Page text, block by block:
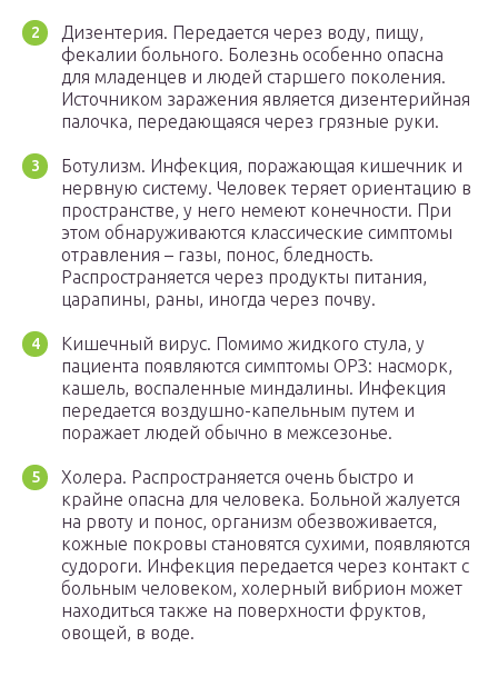
Дизентерия. Передается через воду, пищу,
фекалии больного. Болезнь особенно опасна
для младенцев и людей старшего поколения.
Источником заражения является дизентерийная
палочка, передающаяся через грязные руки.
Ботулизм. Инфекция, поражающая кишечник и
нервную систему. Человек теряет ориентацию в
пространстве, у него немеют конечности. При
этом обнаруживаются классические симптомы
отравления – газы, понос, бледность.
Распространяется через продукты питания,
царапины, раны, иногда через почву.
Кишечный вирус. Помимо жидкого стула, у
пациента появляются симптомы ОРЗ: насморк,
кашель, воспаленные миндалины. Инфекция
передается воздушно-капельным путем и
поражает людей обычно в межсезонье.
Холера. Распространяется очень быстро и
крайне опасна для человека. Больной жалуется
на рвоту и понос, организм обезвоживается,
кожные покровы становятся сухими, появляются
судороги. Инфекция передается через контакт с
больным человеком, холерный вибрион может
находиться также на поверхности фруктов,
овощей, в воде.